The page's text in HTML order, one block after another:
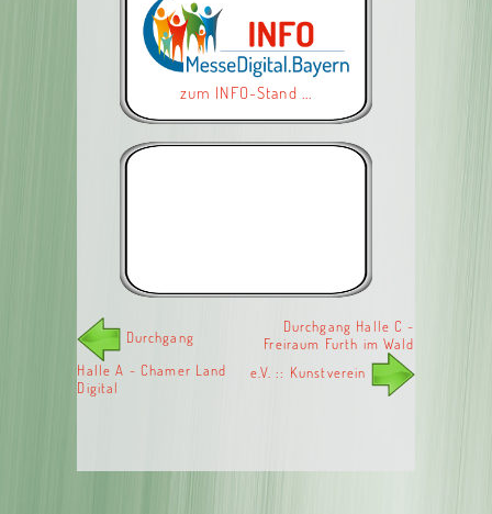
zum INFO-Stand ...
Durchgang
Halle A - Chamer Land
Digital
Durchgang Halle C -
Freiraum Furth im Wald
e.V. :: Kunstverein